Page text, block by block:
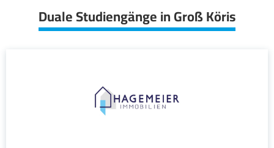
Duale Studiengänge in Groß Köris